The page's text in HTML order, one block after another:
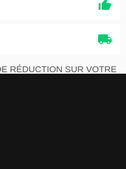
RÉDUCTION SUR VOTRE